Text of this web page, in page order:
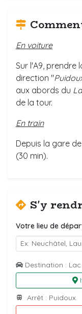
En voiture
Sur l'A9, prendre
direction "
aux abords du
de la tour.
En train
Depuis la gare de
(30 min).
S'y
Votre lieu de
Destination :
Arrêt : Puidoux